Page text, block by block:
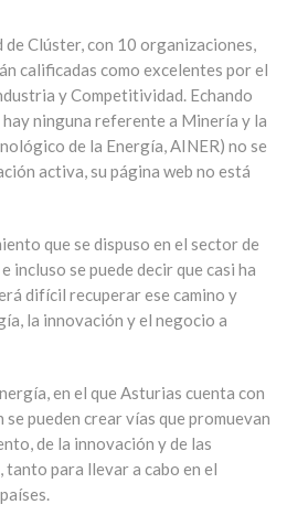
de Clúster, con 10 organizaciones,
calificadas como excelentes por el
y Competitividad. Echando
ninguna referente a Minería y la
de la Energía, AINER) no se
activa, su página web no está
que se dispuso en el sector de
incluso se puede decir que casi ha
difícil recuperar ese camino y
la innovación y el negocio a
en el que Asturias cuenta con
pueden crear vías que promuevan
de la innovación y de las
para llevar a cabo en el